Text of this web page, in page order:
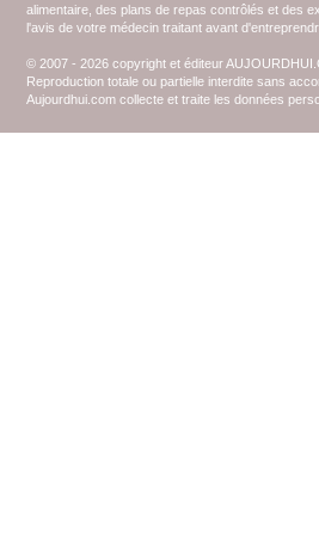
alimentaire, des plans de repas contrôlés et des
l'avis de votre médecin traitant avant
© 2007 - 2026 copyright et éditeur
Reproduction totale ou partielle interdite sans
Aujourdhui.com collecte et traite les données